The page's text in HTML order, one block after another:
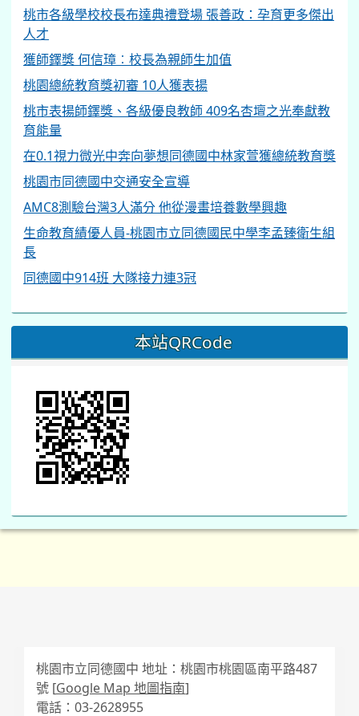
桃市各級學校校長布達典禮登場 張善政：孕育更多傑出
人才
獲師鐸獎 何信璋︰校長為親師生加值
桃園總統教育獎初審 10人獲表揚
桃市表揚師鐸獎、各級優良教師 409名杏壇之光奉獻教
育能量
在0.1視力微光中奔向夢想同德國中林家萱獲總統教育獎
桃園市同德國中交通安全宣導
AMC8測驗台灣3人滿分 他從漫畫培養數學興趣
生命教育績優人員-桃園市立同德國民中學李孟臻衛生組
長
同德國中914班 大隊接力連3冠
本站QRCode
桃園市立同德國中 地址：桃園市桃園區南平路487
號 [Google Map 地圖指南]
電話：03-2628955